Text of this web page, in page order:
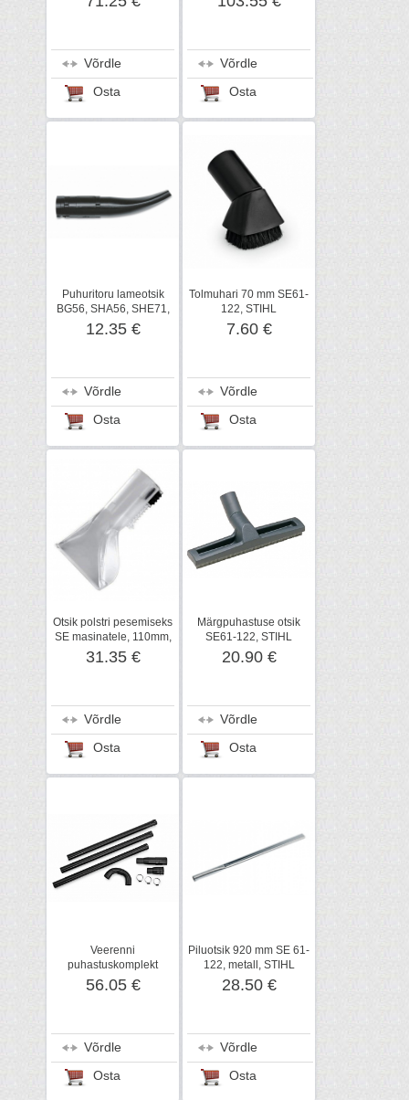
Võrdle
Osta
Võrdle
Osta
Puhuritoru lameotsik
BG56, SHA56, SHE71,
STIHL
12.35 €
Võrdle
Osta
Tolmuhari 70 mm SE61-
122, STIHL
7.60 €
Võrdle
Osta
Otsik polstri pesemiseks
SE masinatele, 110mm,
Kärcher
31.35 €
Võrdle
Osta
Märgpuhastuse otsik
SE61-122, STIHL
20.90 €
Võrdle
Osta
Veerenni
puhastuskomplekt
STIHL õhuluudadele BG
56, BGE 71
56.05 €
Võrdle
Osta
Piluotsik 920 mm SE 61-
122, metall, STIHL
28.50 €
Võrdle
Osta